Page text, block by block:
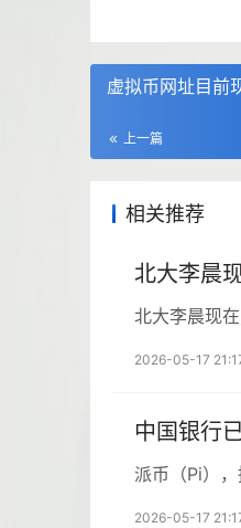
虚拟币网址目前
上一篇
相关推荐
北大李晨
北大李晨现
2026-05-17
中国银行
派币（Pi）
2026-05-17